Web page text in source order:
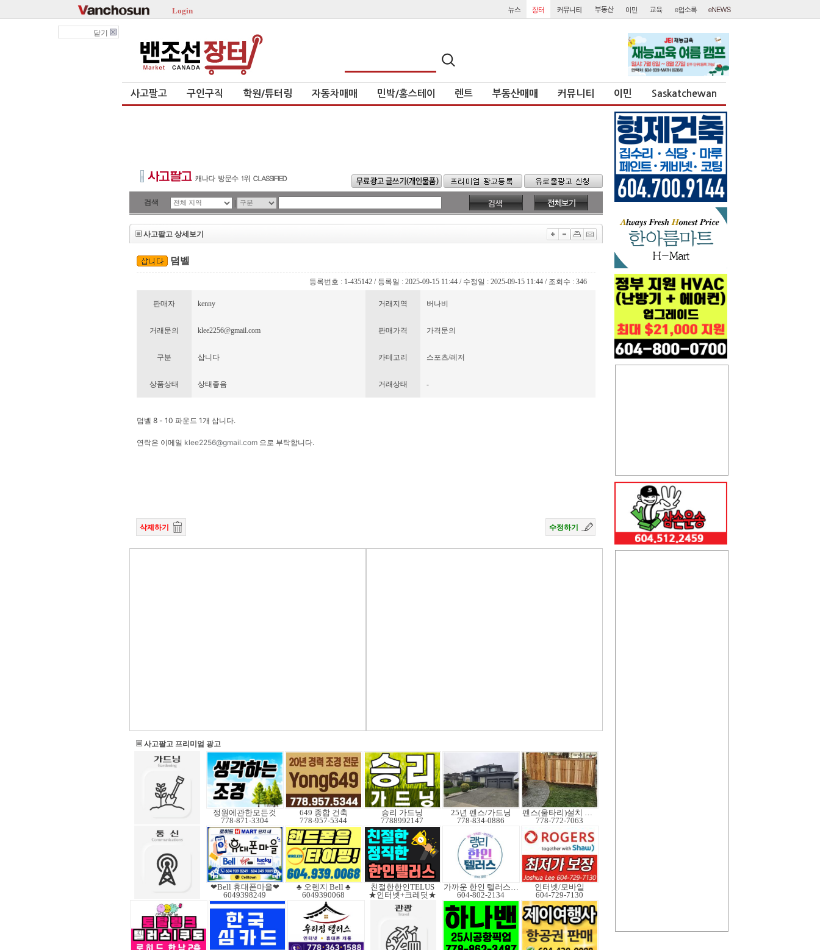
Login
닫기
사고팔고 구인구직 학원/튜터링 자동차매매 민박/홈스테이 렌트 부동산매매 커뮤니티 이민 Saskatchewan
검색 |
사고팔고 상세보기
덤벨
등록번호 : 1-435142 / 등록일 : 2025-09-15 11:44 / 수정일 : 2025-09-15 11:44 / 조회수 : 346
판매자 kenny 거래지역 버나비
거래문의 klee2256@gmail.com 판매가격 가격문의
구분 삽니다 카테고리 스포츠/레저
상품상태 상태좋음 거래상태 -
덤벨 8 - 10 파운드 1개 삽니다.
연락은 이메일 klee2256@gmail.com으로 부탁합니다.
삭제하기 수정하기
사고팔고 프리미엄 광고
정원에관한모든것
778-871-3304
649 종합 건축
778-957-5344
승리 가드닝
7788992147
25년 펜스/가드닝
778-834-0886
펜스(울타리)설치 수리
778-772-7063
❤Bell 휴대폰마을❤
6049398249
♣ 오렌지 Bell ♣
6049390068
친절한한인TELUS
★인터넷+크레딧★
가까운 한인 텔러스쿠도
604-802-2134
인터넷/모바일
604-729-7130